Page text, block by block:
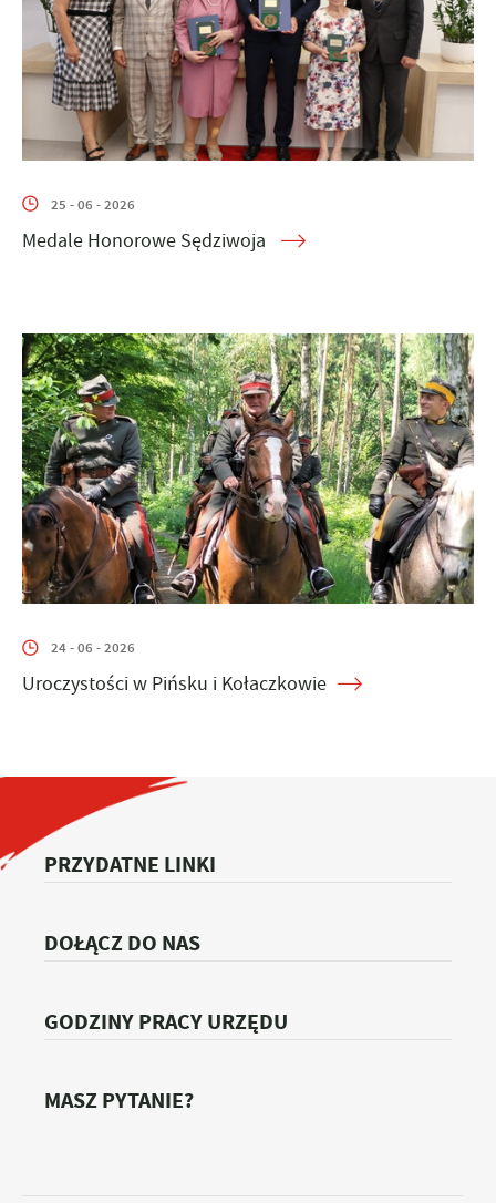
25 - 06 - 2026
Medale Honorowe Sędziwoja
24 - 06 - 2026
Uroczystości w Pińsku i Kołaczkowie
PRZYDATNE LINKI
DOŁĄCZ DO NAS
GODZINY PRACY URZĘDU
MASZ PYTANIE?